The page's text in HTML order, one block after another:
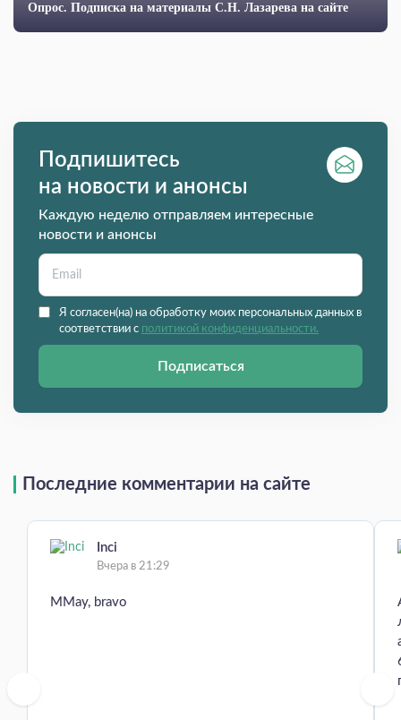
Опрос. Подписка на материалы С.Н. Лазарева на сайте
Подпишитесь
на новости и анонсы
Каждую неделю отправляем интересные
новости и анонсы
Я согласен(на) на обработку моих персональных данных в
соответствии с политикой конфиденциальности.
Подписаться
Последние комментарии на сайте
Inci
Вчера в 21:29
MMay, bravo